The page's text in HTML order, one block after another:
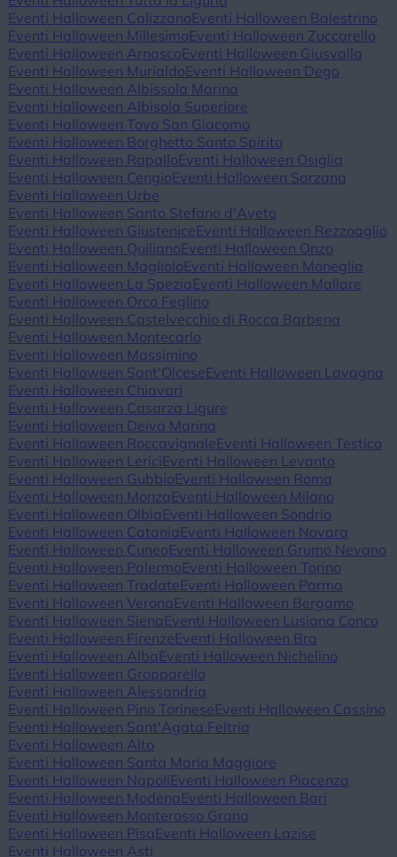
Eventi Halloween CalizzanoEventi Halloween Balestrino
Eventi Halloween MillesimoEventi Halloween Zuccarello
Eventi Halloween ArnascoEventi Halloween Giusvalla
Eventi Halloween MurialdoEventi Halloween Dego
Eventi Halloween Albissola Marina
Eventi Halloween Albisola Superiore
Eventi Halloween Tovo San Giacomo
Eventi Halloween Borghetto Santo Spirito
Eventi Halloween RapalloEventi Halloween Osiglia
Eventi Halloween CengioEventi Halloween Sarzana
Eventi Halloween Urbe
Eventi Halloween Santo Stefano d'Aveto
Eventi Halloween GiusteniceEventi Halloween Rezzoaglio
Eventi Halloween QuilianoEventi Halloween Onzo
Eventi Halloween MaglioloEventi Halloween Moneglia
Eventi Halloween La Spezia Eventi Halloween Mallare
Eventi Halloween Orco Feglino
Eventi Halloween Castelvecchio di Rocca Barbena
Eventi Halloween Montecarlo
Eventi Halloween Massimino
Eventi Halloween Sant'OlceseEventi Halloween Lavagna
Eventi Halloween Chiavari
Eventi Halloween Casarza Ligure
Eventi Halloween Deiva Marina
Eventi Halloween RoccavignaleEventi Halloween Testico
Eventi Halloween LericiEventi Halloween Levanto
Eventi Halloween GubbioEventi Halloween Roma
Eventi Halloween Monza Eventi Halloween Milano
Eventi Halloween Olbia Eventi Halloween Sondrio
Eventi Halloween Catania Eventi Halloween Novara
Eventi Halloween CuneoEventi Halloween Grumo Nevano
Eventi Halloween PalermoEventi Halloween Torino
Eventi Halloween TradateEventi Halloween Parma
Eventi Halloween Verona Eventi Halloween Bergamo
Eventi Halloween Siena Eventi Halloween Lusiana Conco
Eventi Halloween FirenzeEventi Halloween Bra
Eventi Halloween Alba Eventi Halloween Nichelino
Eventi Halloween Gropparello
Eventi Halloween Alessandria
Eventi Halloween Pino TorineseEventi Halloween Cassino
Eventi Halloween Sant'Agata Feltria
Eventi Halloween Alto
Eventi Halloween Santa Maria Maggiore
Eventi Halloween NapoliEventi Halloween Piacenza
Eventi Halloween Modena Eventi Halloween Bari
Eventi Halloween Monterosso Grana
Eventi Halloween Pisa Eventi Halloween Lazise
Eventi Halloween Asti